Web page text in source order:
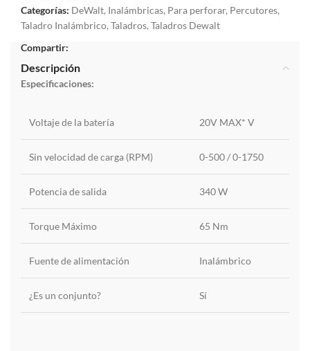
Categorías: DeWalt, Inalámbricas, Para perforar, Percutores,
Taladro Inalámbrico, Taladros, Taladros Dewalt
Compartir:
Descripción
Especificaciones:
Voltaje de la batería 20V MAX* V
Sin velocidad de carga (RPM) 0-500 / 0-1750
Potencia de salida 340 W
Torque Máximo 65 Nm
Fuente de alimentación Inalámbrico
¿Es un conjunto? Sí